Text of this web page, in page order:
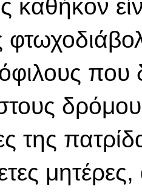
καθήκον
που
της
μητέρες,